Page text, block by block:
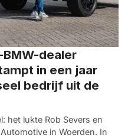
dealer
in een jaar
bedrijf uit de
het lukte Rob Severs en
in Woerden. In